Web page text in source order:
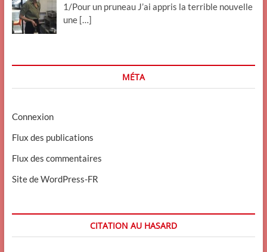
1/Pour un pruneau J’ai appris la terrible nouvelle
une […]
MÉTA
Connexion
Flux des publications
Flux des commentaires
Site de WordPress-FR
CITATION AU HASARD